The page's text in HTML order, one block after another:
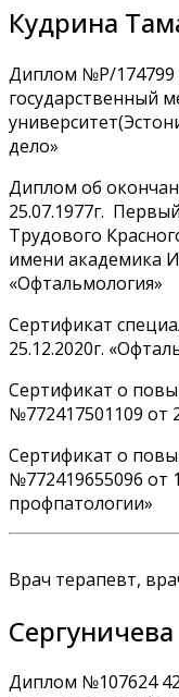
Кудрина
Диплом №Р/174799
государственный
дело»
Диплом об
25.07.1977г.
Трудового
имени академика
«Офтальмология»
Сертификат
25.12.2020г.
Сертификат о
№772417501109 от
Сертификат о
№772419655096 от
профпатологии»
Врач терапевт,
Диплом №107624